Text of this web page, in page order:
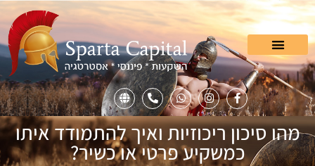
מהו סיכון ריכוזיות ואיך להתמודד איתו
כמשקיע פרטי או כשיר?